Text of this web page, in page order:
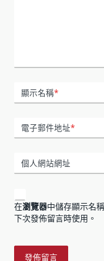
顯示名稱*
電子郵件地址*
個人網站網址
在瀏覽器中儲存顯示名
下次發佈留言時使用。